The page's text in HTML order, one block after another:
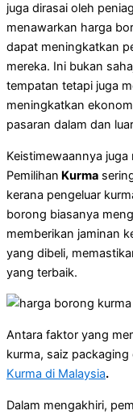
juga dirasai oleh
menawarkan harga
dapat meningkatkan
mereka. Ini bukan
tempatan tetapi juga
meningkatkan
pasaran dalam dan
Keistimewaannya
Pemilihan Kurma
kerana pengeluar
borong biasanya
memberikan jaminan
yang dibeli,
yang terbaik.
Antara faktor yang
kurma, saiz
Kurma di Malaysia.
Dalam mengakhiri,